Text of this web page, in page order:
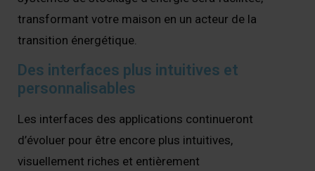
transformant votre maison en un acteur de la
transition énergétique.
Des interfaces plus intuitives et
personnalisables
Les interfaces des applications continueront
d’évoluer pour être encore plus intuitives,
visuellement riches et entièrement